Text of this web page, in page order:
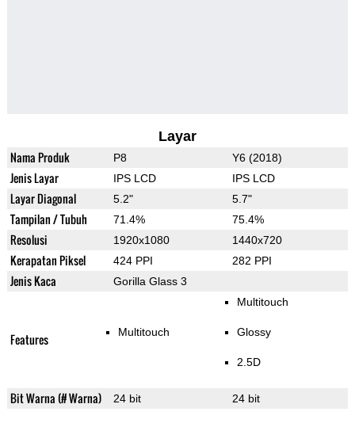
Layar
Nama Produk P8 Y6 (2018)
Jenis Layar IPS LCD IPS LCD
Layar Diagonal 5.2" 5.7"
Tampilan / Tubuh 71.4% 75.4%
Resolusi 1920x1080 1440x720
Kerapatan Piksel 424 PPI 282 PPI
Jenis Kaca Gorilla Glass 3
Features Multitouch
Multitouch
Glossy
2.5D
Bit Warna (# Warna) 24 bit 24 bit